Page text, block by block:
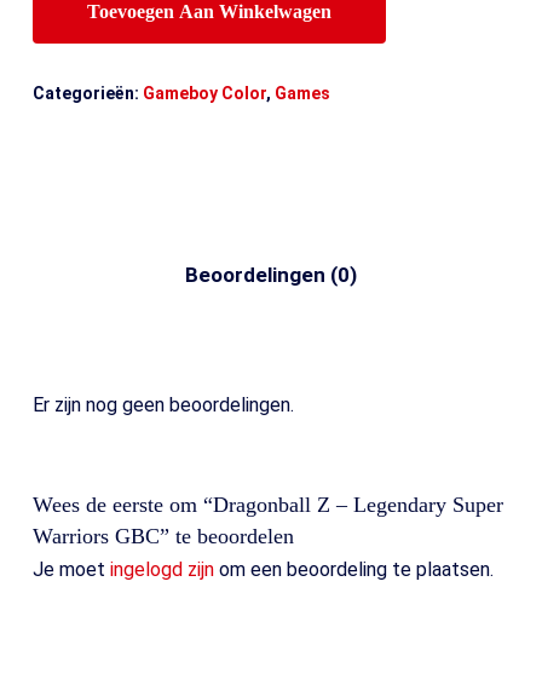
Toevoegen Aan Winkelwagen
Categorieën: Gameboy Color, Games
Beoordelingen (0)
Er zijn nog geen beoordelingen.
Wees de eerste om “Dragonball Z – Legendary Super
Warriors GBC” te beoordelen
Je moet ingelogd zijnom een beoordeling te plaatsen.